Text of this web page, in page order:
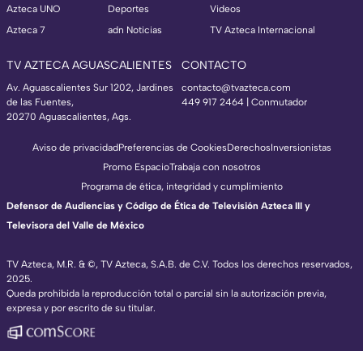
Azteca UNO
Azteca 7
Deportes
adn Noticias
Videos
TV Azteca Internacional
TV AZTECA AGUASCALIENTES
Av. Aguascalientes Sur 1202, Jardines
de las Fuentes,
20270 Aguascalientes, Ags.
CONTACTO
contacto@tvazteca.com
449 917 2464 | Conmutador
TV Azteca, M.R. & ©, TV Azteca, S.A.B. de C.V. Todos los derechos reservados,
2025.
Queda prohibida la reproducción total o parcial sin la autorización previa,
expresa y por escrito de su titular.
Aviso de privacidadPreferencias de CookiesDerechosInversionistas
Promo EspacioTrabaja con nosotros
Programa de ética, integridad y cumplimiento
Defensor de Audiencias y Código de Ética de Televisión Azteca III y
Televisora del Valle de México